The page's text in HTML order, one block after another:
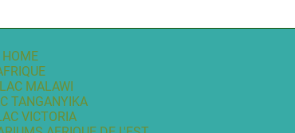
HOME
LAC MALAWI
TANGANYIKA
VICTORIA